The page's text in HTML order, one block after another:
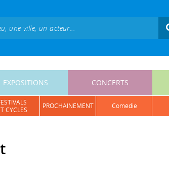
EXPOSITIONS CONCERTS
CYCLES
PROCHAINEMENT comédie